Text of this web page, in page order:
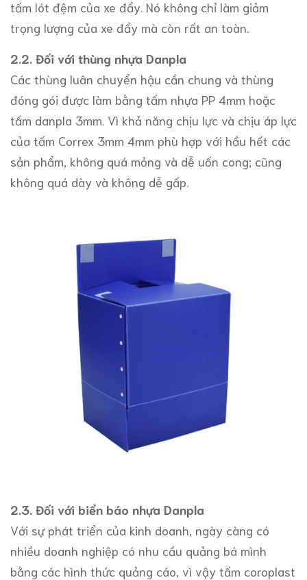
tấm lót đệm của xe đẩy. Nó không chỉ làm giảm
trọng lượng của xe đẩy mà còn rất an toàn.
2.2. Đối với thùng nhựa Danpla
Các thùng luân chuyển hậu cần chung và thùng
đóng gói được làm bằng tấm nhựa PP 4mm hoặc
tấm danpla 3mm. Vì khả năng chịu lực và chịu áp lực
của tấm Correx 3mm 4mm phù hợp với hầu hết các
sản phẩm, không quá mỏng và dễ uốn cong; cũng
không quá dày và không dễ gấp.
2.3. Đối với biển báo nhựa Danpla
Với sự phát triển của kinh doanh, ngày càng có
nhiều doanh nghiệp có nhu cầu quảng bá mình
bằng các hình thức quảng cáo, vì vậy tấm coroplast